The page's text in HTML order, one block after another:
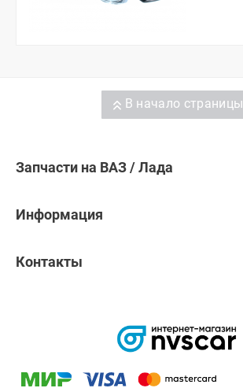
В начало страницы
Запчасти на ВАЗ / Лада
Информация
Контакты